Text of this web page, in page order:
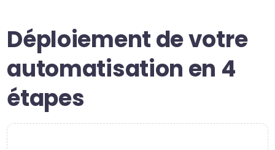
Déploiement de votre
automatisation en 4
étapes